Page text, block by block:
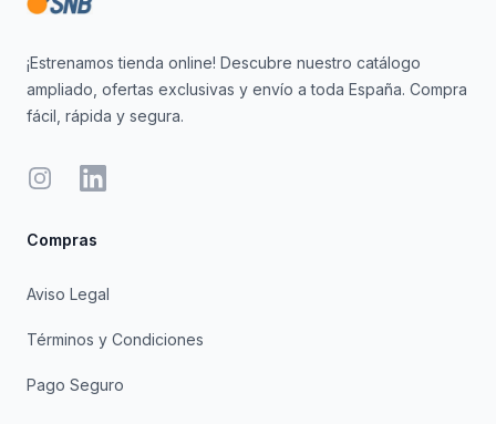
¡Estrenamos tienda online! Descubre nuestro catálogo
ampliado, ofertas exclusivas y envío a toda España. Compra
fácil, rápida y segura.
InstagramLinkedIn
Compras
Aviso Legal
Términos y Condiciones
Pago Seguro